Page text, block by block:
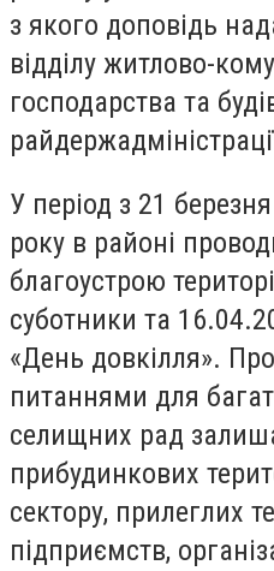
з якого доповідь
відділу житлово-
господарства та
У період з 21
року в районі
благоустрою
суботники та
«День довкілля».
питаннями для
селищних рад
прибудинкових
сектору, прилеглих
підприємств,